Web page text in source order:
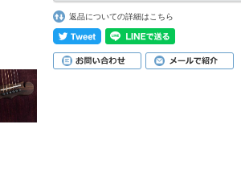
返品についての詳細はこちら